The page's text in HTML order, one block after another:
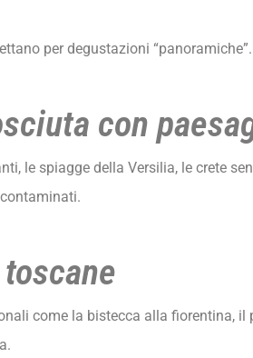
per degustazioni “panoramiche”.
con
le spiagge della Versilia, le crete
come la bistecca alla fiorentina,